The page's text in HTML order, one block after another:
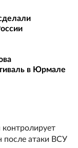
в Юрмале
контролирует
после атаки ВСУ